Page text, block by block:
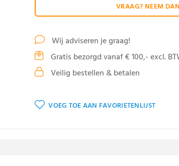
VRAAG? NEEM
Wij adviseren je graag!
Gratis bezorgd vanaf € 100,- excl.
Veilig bestellen & betalen
VOEG TOE AAN FAVORIETENLIJST